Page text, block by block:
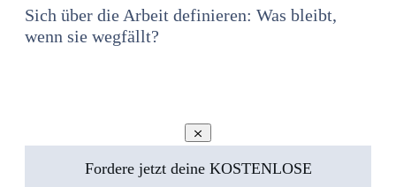
Sich über die Arbeit definieren: Was bleibt,
wenn sie wegfällt?
Fordere jetzt deine KOSTENLOSE